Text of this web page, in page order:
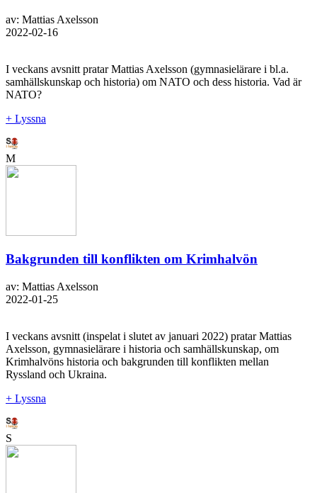
av: Mattias Axelsson
2022-02-16
I veckans avsnitt pratar Mattias Axelsson (gymnasielärare i bl.a.
samhällskunskap och historia) om NATO och dess historia. Vad är
NATO?
+ Lyssna
M
Bakgrunden till konflikten om Krimhalvön
av: Mattias Axelsson
2022-01-25
I veckans avsnitt (inspelat i slutet av januari 2022) pratar Mattias
Axelsson, gymnasielärare i historia och samhällskunskap, om
Krimhalvöns historia och bakgrunden till konflikten mellan
Ryssland och Ukraina.
+ Lyssna
S